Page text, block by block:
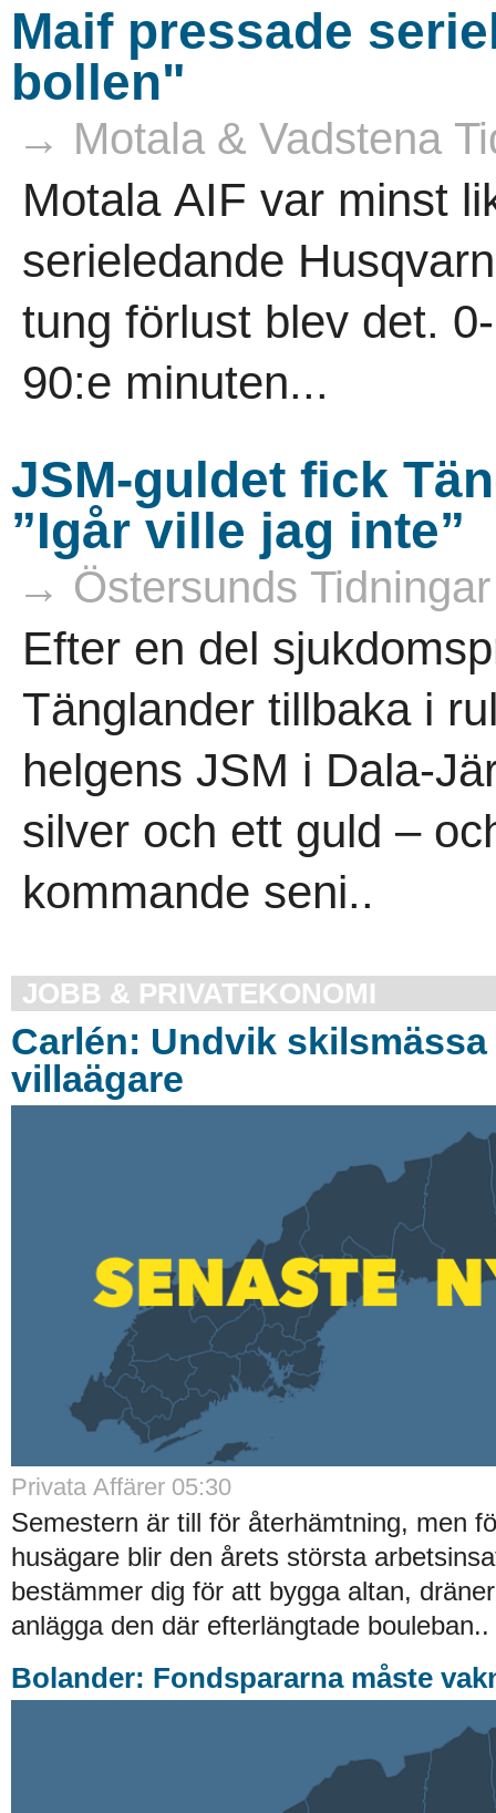
Maif pressade
bollen"
→ Motala & Vadstena
Motala AIF var minst
serieledande
tung förlust blev det.
90:e minuten...
JSM-guldet fick
”Igår ville jag inte”
→ Östersunds
Efter en del
Tänglander tillbaka i
helgens JSM i Dala-
silver och ett guld –
kommande seni..
JOBB & PRIVATEKONOMI
Carlén: Undvik
villaägare
Privata Affärer 05:30
Semestern är till för återhämtning, men
husägare blir den årets största
bestämmer dig för att bygga altan,
anlägga den där efterlängtade bouleban..
Bolander: Fondspararna måste